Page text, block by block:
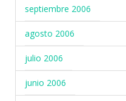
septiembre 2006
agosto 2006
julio 2006
junio 2006